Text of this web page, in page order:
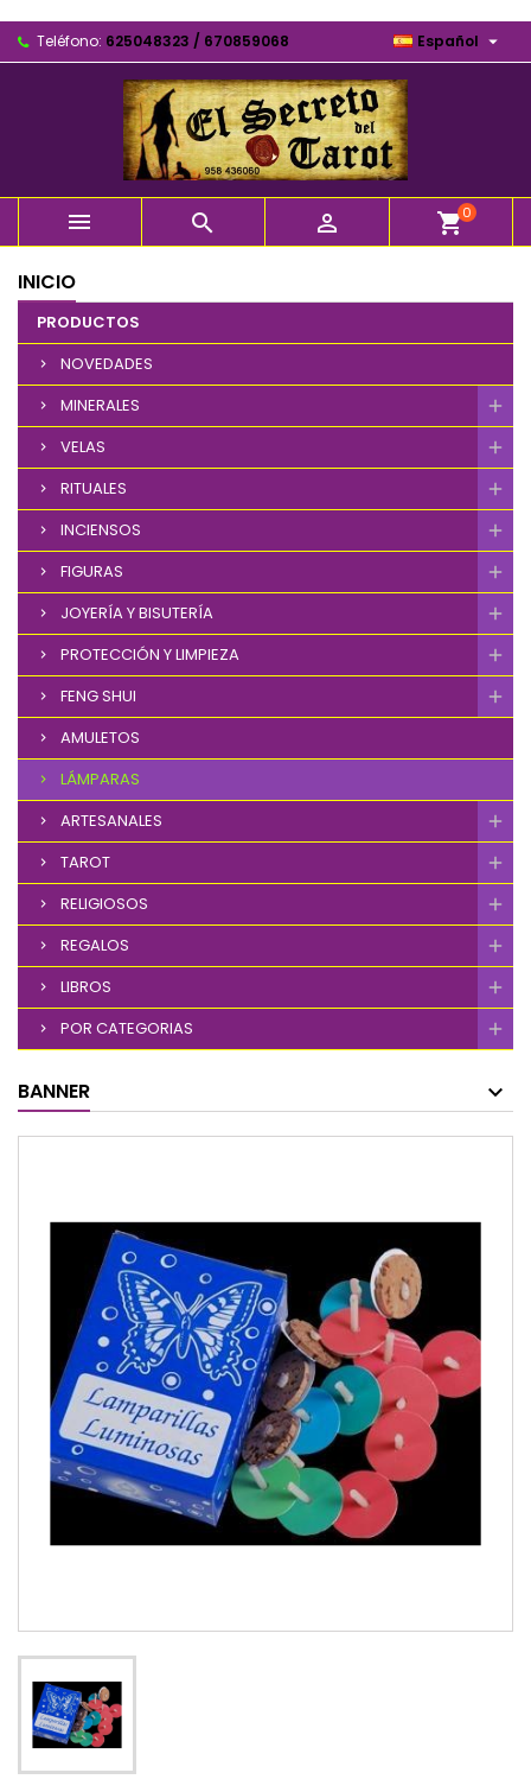
Teléfono: 625048323 / 670859068 Español 
   shopping_cart0
INICIO
PRODUCTOS
NOVEDADES
MINERALES
VELAS
RITUALES
INCIENSOS
FIGURAS
JOYERÍA Y BISUTERÍA
PROTECCIÓN Y LIMPIEZA
FENG SHUI
AMULETOS
LÁMPARAS
ARTESANALES
TAROT
RELIGIOSOS
REGALOS
LIBROS
POR CATEGORIAS
BANNER